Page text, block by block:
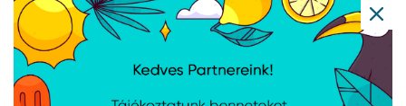
Wi-Fi szabványok
802.11a;802.11b;802.11g;Wi-
Fi 4 (802.11n);Wi-Fi
5 (802.11ac);Wi-Fi